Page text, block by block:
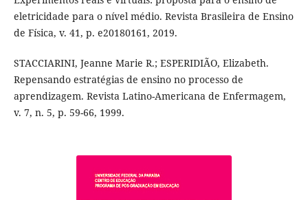
eletricidade para o nível médio. Revista Brasileira de Ensino
de Física, v. 41, p. e20180161, 2019.
STACCIARINI, Jeanne Marie R.; ESPERIDIÃO, Elizabeth.
Repensando estratégias de ensino no processo de
aprendizagem. Revista Latino-Americana de Enfermagem,
v. 7, n. 5, p. 59-66, 1999.